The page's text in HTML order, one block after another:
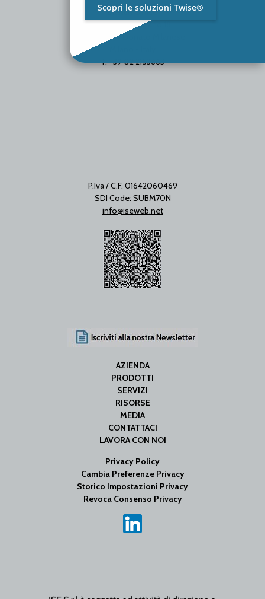
Branch Office
Via Unica Bolgiano 18
20097 San Donato Milanese
T. +39 02 2153663
P.Iva / C.F. 01642060469
SDI Code: SUBM70N
info@iseweb.net
AZIENDA
PRODOTTI
SERVIZI
RISORSE
MEDIA
CONTATTACI
LAVORA CON NOI
Privacy Policy
Cambia Preferenze Privacy
Storico Impostazioni Privacy
Revoca Consenso Privacy
Scopri le soluzioni Twise®